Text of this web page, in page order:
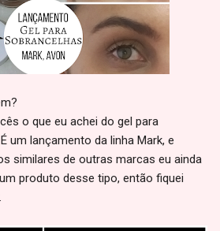
o que eu achei do gel para
um lançamento da linha Mark, e
similares de outras marcas eu ainda
produto desse tipo, então fiquei